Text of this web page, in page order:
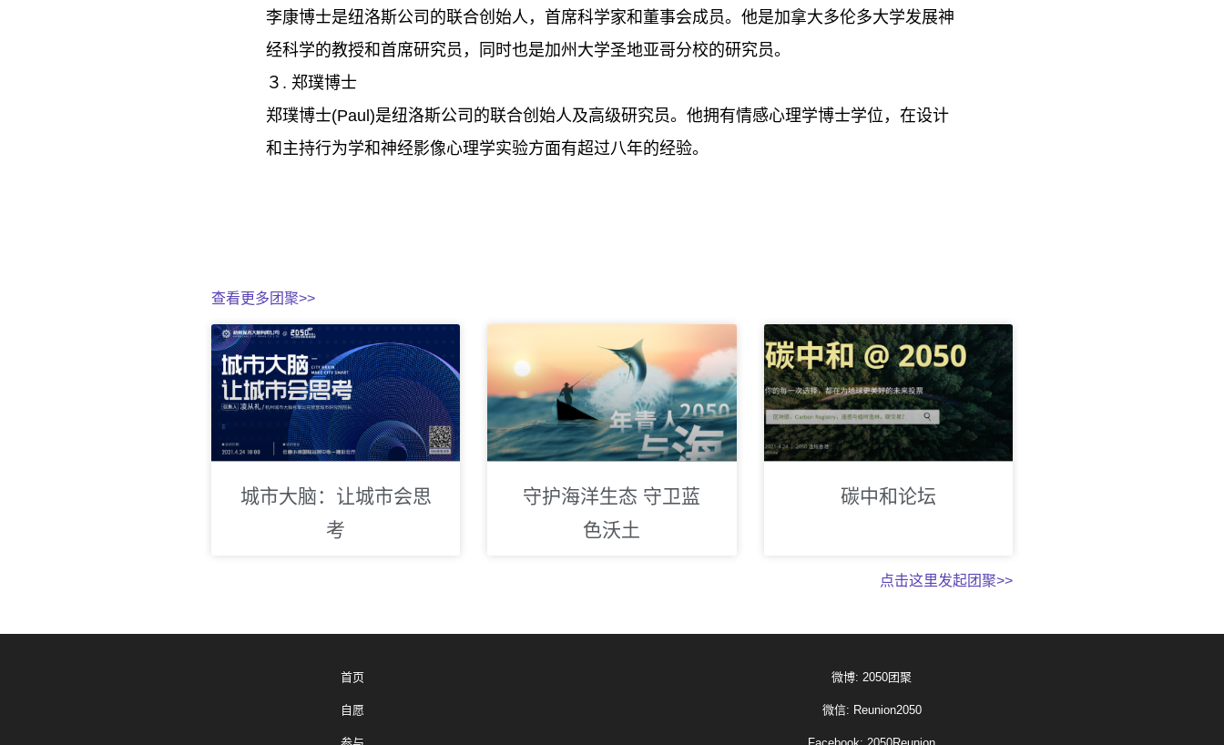
李康博士是纽洛斯公司的联合创始人，首席科学家和董事会成员。他是加拿大多伦多大学发展神
经科学的教授和首席研究员，同时也是加州大学圣地亚哥分校的研究员。
３. 郑璞博士
郑璞博士(Paul)是纽洛斯公司的联合创始人及高级研究员。他拥有情感心理学博士学位，在设计
和主持行为学和神经影像心理学实验方面有超过八年的经验。
查看更多团聚>>
城市大脑：让城市会思
考
守护海洋生态 守卫蓝
色沃土
碳中和论坛
点击这里发起团聚>>
首页
自愿
微博: 2050团聚
微信: Reunion2050